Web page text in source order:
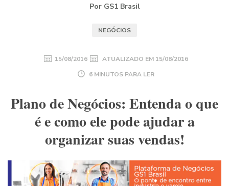
Por GS1 Brasil
NEGÓCIOS
15/08/2016 ATUALIZADO EM 15/08/2016
6 MINUTOS PARA LER
Plano de Negócios: Entenda o que
é e como ele pode ajudar a
organizar suas vendas!